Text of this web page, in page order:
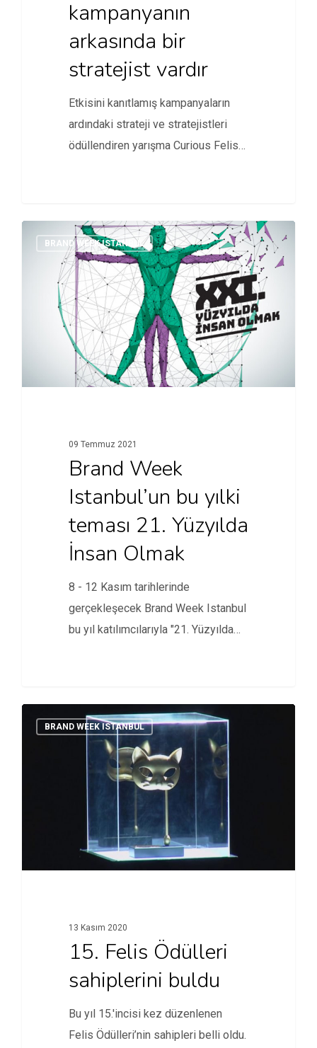
kampanyanın
arkasında bir
stratejist vardır
Etkisini kanıtlamış kampanyaların
ardındaki strateji ve stratejistleri
ödüllendiren yarışma Curious Felis
BRAND WEEK ISTANBUL
09 Temmuz 2021
Brand Week
Istanbul’un bu yılki
teması 21. Yüzyılda
İnsan Olmak
8 - 12 Kasım tarihlerinde
gerçekleşecek Brand Week Istanbul
bu yıl katılımcılarıyla "21. Yüzyılda
BRAND WEEK ISTANBUL
13 Kasım 2020
15. Felis Ödülleri
sahiplerini buldu
Bu yıl 15.'incisi kez düzenlenen
Felis Ödülleri’nin sahipleri belli oldu.